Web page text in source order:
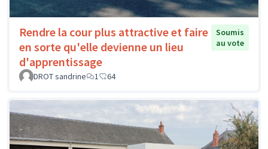
Rendre la cour plus attractive et faire
en sorte qu'elle devienne un lieu
d'apprentissage
Soumis
au vote
DROT sandrine 1 64